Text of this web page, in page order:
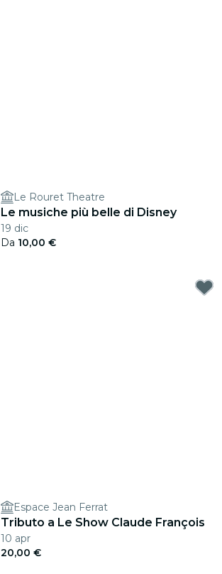
Le Rouret Theatre
Le musiche più belle di Disney
19 dic
Da 10,00 €
Espace Jean Ferrat
Tributo a Le Show Claude François
10 apr
20,00 €